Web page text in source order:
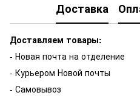
Доставка
Доставляем товары:
- Новая почта на отделение
- Курьером Новой почты
- Самовывоз